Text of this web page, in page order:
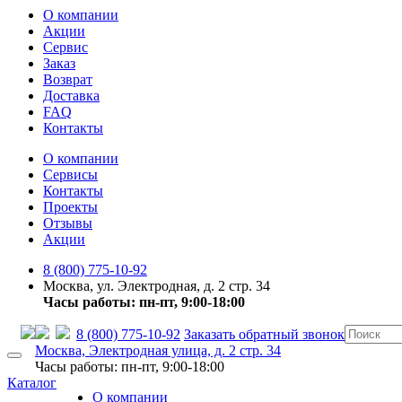
О компании
Акции
Сервис
Заказ
Возврат
Доставка
FAQ
Контакты
О компании
Сервисы
Контакты
Проекты
Отзывы
Акции
8 (800) 775-10-92
Москва, ул. Электродная, д. 2 стр. 34
Часы работы: пн-пт, 9:00-18:00
8 (800) 775-10-92 Заказать обратный звонок
Москва, Электродная улица, д. 2 стр. 34
Часы работы: пн-пт, 9:00-18:00
Каталог
О компании